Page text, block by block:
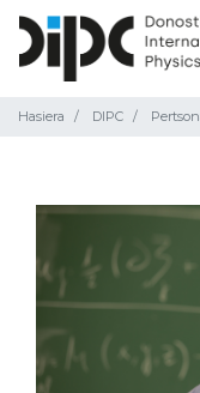
Hasiera DIPC